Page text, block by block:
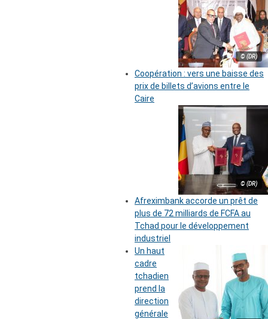
© (DR)
Coopération : vers une baisse des
prix de billets d’avions entre le
Caire
© (DR)
Afreximbank accorde un prêt de
plus de 72 milliards de FCFA au
Tchad pour le développement
industriel
Un haut
cadre
tchadien
prend la
direction
générale